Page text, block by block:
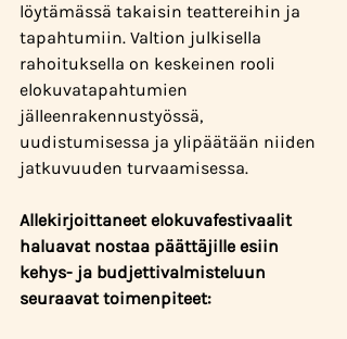
löytämässä takaisin teattereihin ja
tapahtumiin. Valtion julkisella
rahoituksella on keskeinen rooli
elokuvatapahtumien
jälleenrakennustyössä,
uudistumisessa ja ylipäätään niiden
jatkuvuuden turvaamisessa.
Allekirjoittaneet elokuvafestivaalit
haluavat nostaa päättäjille esiin
kehys- ja budjettivalmisteluun
seuraavat toimenpiteet: